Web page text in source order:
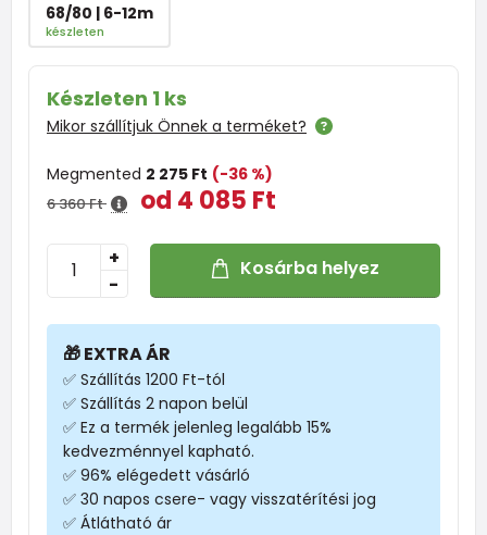
68/80 | 6-12m
készleten
Készleten 1 ks
Mikor szállítjuk Önnek a terméket?
Megmented 2 275 Ft (-36 %)
6 360 Ft od 4 085 Ft
-
+ Kosárba helyez
🎁 EXTRA ÁR
✅ Szállítás 1200 Ft-tól
✅ Szállítás 2 napon belül
✅ Ez a termék jelenleg legalább 15%
kedvezménnyel kapható.
✅ 96% elégedett vásárló
✅ 30 napos csere- vagy visszatérítési jog
✅ Átlátható ár